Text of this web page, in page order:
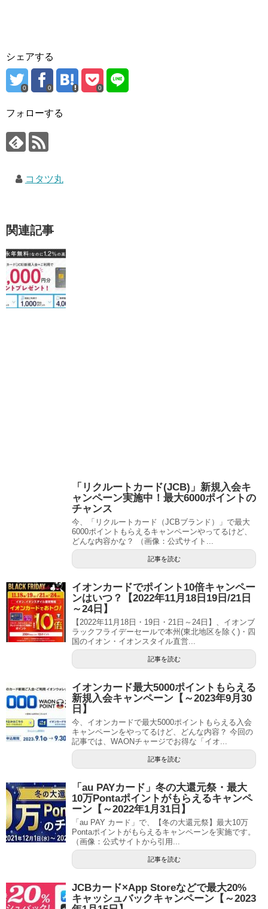
シェアする
0 0 0
フォローする
コタツ丸
関連記事
「リクルートカード(JCB)」新規入会キ
ャンペーン実施中！最大6000ポイントの
チャンス
今、「リクルートカード（JCBブランド）」で最大
6000ポイントもらえるキャンペーンやってるけど、
どんな内容かな？ （画像：公式サイト...
記事を読む
イオンカードでポイント10倍キャンペー
ンはいつ？【2022年11月18日19日/21日
～24日】
【2022年11月18日・19日・21日～24日】、イオンブ
ラックフライデーセールで本州(東北地区を除く)・四
国のイオン・イオンスタイル直営...
記事を読む
イオンカード最大5000ポイントもらえる
新規入会キャンペーン【～2023年9月30
日】
今、イオンカードで最大5000ポイントもらえる入会
キャンペーンをやってるけど、どんな内容？ 今回の
記事では、WAONチャージでお得な「イオ...
記事を読む
「au PAYカード」冬の大還元祭・最大
10万Pontaポイントがもらえるキャンペ
ーン【～2022年1月31日】
「au PAY カード」で、【冬の大還元祭】最大10万
Pontaポイントがもらえるキャンペーンを実施です。
（画像：公式サイトから引用...
記事を読む
JCBカード×App Storeなどで最大20%
キャッシュバックキャンペーン【～2023